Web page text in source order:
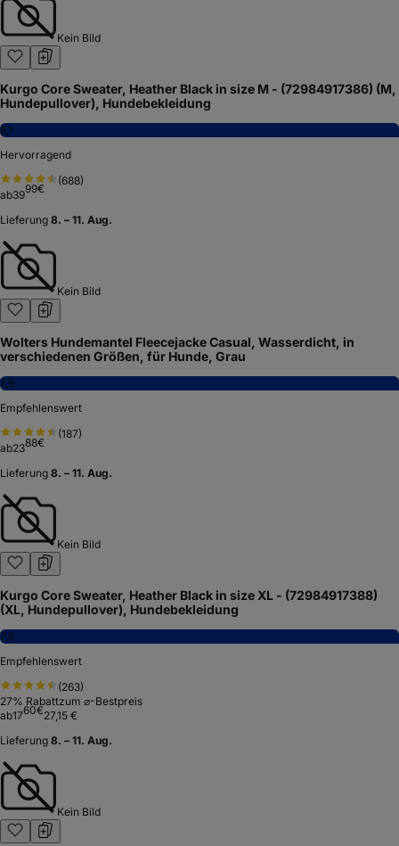
Kein Bild
Kurgo Core Sweater, Heather Black in size M - (72984917386) (M,
Hundepullover), Hundebekleidung
8,1
Hervorragend
(688)
ab3999€
Lieferung 8. – 11. Aug.
Kein Bild
Wolters Hundemantel Fleecejacke Casual, Wasserdicht, in
verschiedenen Größen, für Hunde, Grau
7,9
Empfehlenswert
(187)
ab2388€
Lieferung 8. – 11. Aug.
Kein Bild
Kurgo Core Sweater, Heather Black in size XL - (72984917388)
(XL, Hundepullover), Hundebekleidung
7,9
Empfehlenswert
(263)
27% Rabattzum ⌀-Bestpreis
ab1760€27,15 €
Lieferung 8. – 11. Aug.
Kein Bild